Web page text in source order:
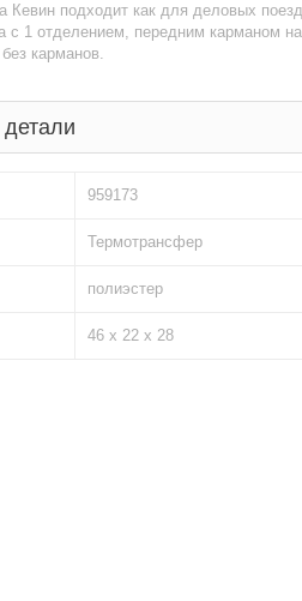
Кевин подходит как для деловых
с 1 отделением, передним карманом
карманов.
детали
959173
Термотрансфер
полиэстер
46 х 22 х 28